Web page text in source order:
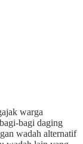
warga
bagi daging
wadah alternatif